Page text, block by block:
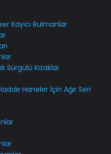
Kayıcı Rulmanlar
Sürgülü Kızaklar
Haneler İçin Ağır Seri